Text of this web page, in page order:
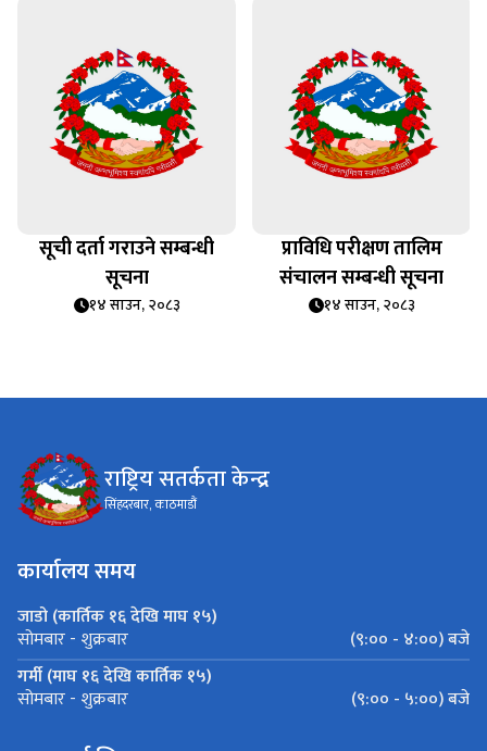
सूची दर्ता गराउने सम्बन्धी
सूचना
१४ साउन, २०८३
प्राविधि परीक्षण तालिम
संचालन सम्बन्धी सूचना
१४ साउन, २०८३
राष्ट्रिय सतर्कता केन्द्र
सिंहदरबार, काठमाडौं
कार्यालय समय
जाडो (कार्तिक १६ देखि माघ १५)
सोमबार - शुक्रबार
(९:०० - ४:००) बजे
गर्मी (माघ १६ देखि कार्तिक १५)
सोमबार - शुक्रबार (९:०० - ५:००) बजे